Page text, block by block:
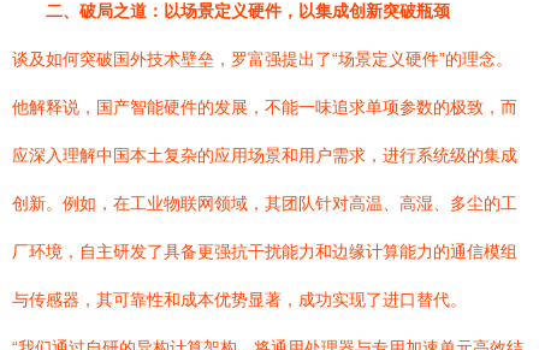
二、破局之道：以场景定义硬件，以集成创新突破瓶颈
谈及如何突破国外技术壁垒，罗富强提出了“场景定义硬件”的理念。
他解释说，国产智能硬件的发展，不能一味追求单项参数的极致，而
应深入理解中国本土复杂的应用场景和用户需求，进行系统级的集成
创新。例如，在工业物联网领域，其团队针对高温、高湿、多尘的工
厂环境，自主研发了具备更强抗干扰能力和边缘计算能力的通信模组
与传感器，其可靠性和成本优势显著，成功实现了进口替代。